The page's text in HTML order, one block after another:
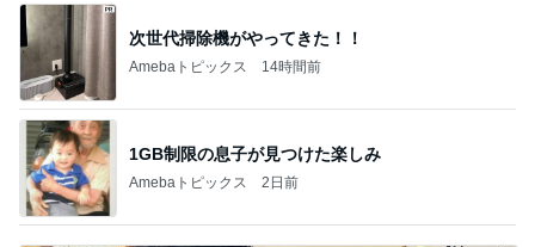
次世代掃除機がやってきた！！
Amebaトピックス 14時間前
1GB制限の息子が見つけた楽しみ
Amebaトピックス 2日前